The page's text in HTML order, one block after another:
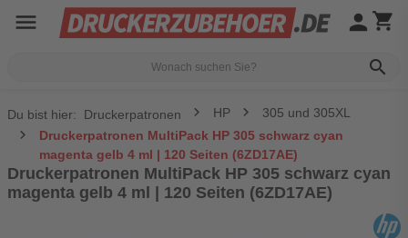
menu
search
person shopping_cart
Du bist hier: Druckerpatronen HP
305 und 305XL
Druckerpatronen MultiPack HP 305 schwarz cyan
magenta gelb 4 ml | 120 Seiten (6ZD17AE)
Druckerpatronen MultiPack HP 305 schwarz cyan
magenta gelb 4 ml | 120 Seiten (6ZD17AE)